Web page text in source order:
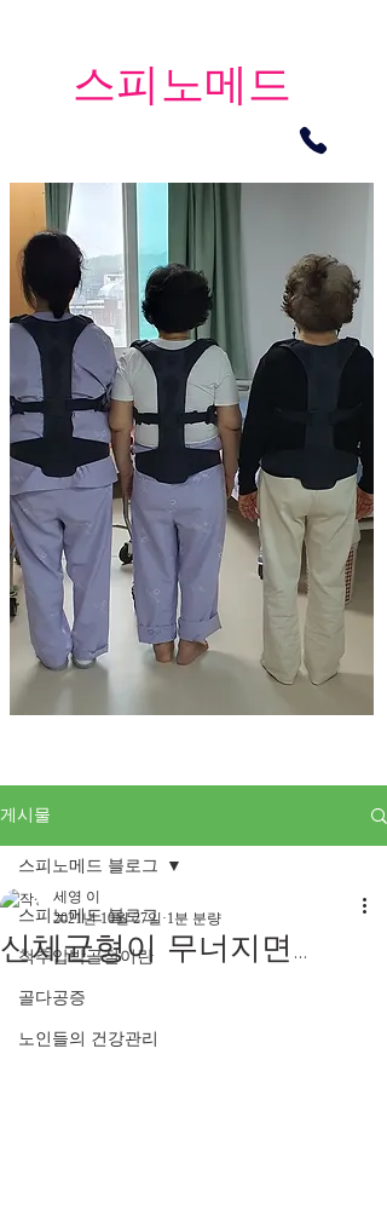
​스피노메드
게시물
스피노메드 블로그
척추압박골절이란
골다공증
노인들의 건강관리
스피노메드 블로그
신체균형이 무너지면...
세영 이
2021년 10월 27일 1분 분량